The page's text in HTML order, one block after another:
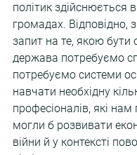
політик здійснюється
громадах. Відповідно,
запит на те, якою бути
держава потребуємо
потребуємо системи
навчати необхідну
професіоналів, які нам
могли б розвивати
війни й у контексті